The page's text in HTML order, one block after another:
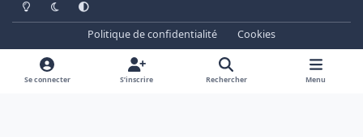
Politique de confidentialité
Cookies
www.cheminots.net - Forum Libre depuis 2003
Powered by
Invision Community
Se connecter S’inscrire Rechercher Menu